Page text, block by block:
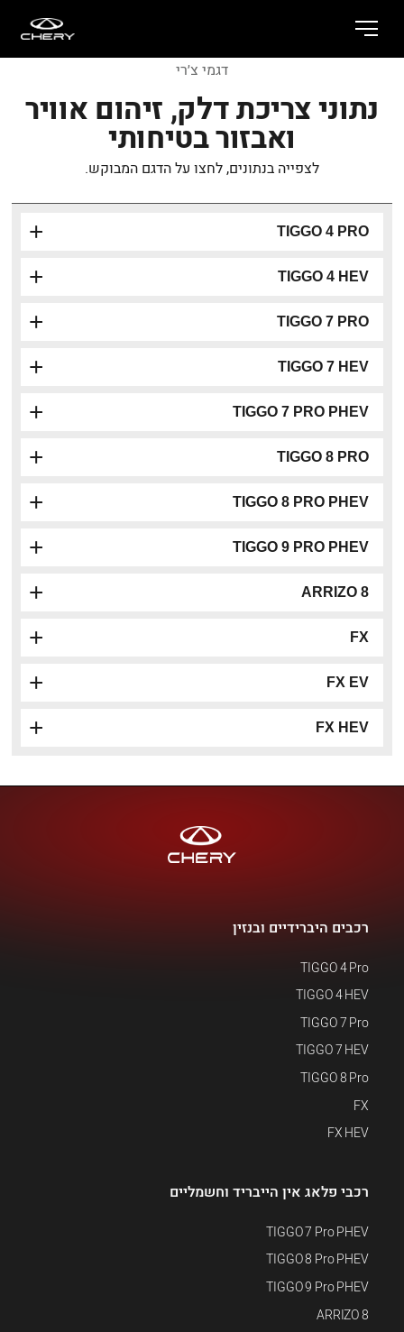
דגמי צ׳רי
נתוני צריכת דלק, זיהום אוויר
ואבזור בטיחותי
לצפייה בנתונים, לחצו על הדגם המבוקש.
TIGGO 4 PRO
TIGGO 4 HEV
TIGGO 7 PRO
TIGGO 7 HEV
TIGGO 7 PRO PHEV
TIGGO 8 PRO
TIGGO 8 PRO PHEV
TIGGO 9 PRO PHEV
ARRIZO 8
FX
FX EV
FX HEV
רכבים היברידיים ובנזין
TIGGO 4 Pro
TIGGO 4 HEV
TIGGO 7 Pro
TIGGO 7 HEV
TIGGO 8 Pro
FX
FX HEV
רכבי פלאג אין הייבריד וחשמליים
TIGGO 7 Pro PHEV
TIGGO 8 Pro PHEV
TIGGO 9 Pro PHEV
ARRIZO 8